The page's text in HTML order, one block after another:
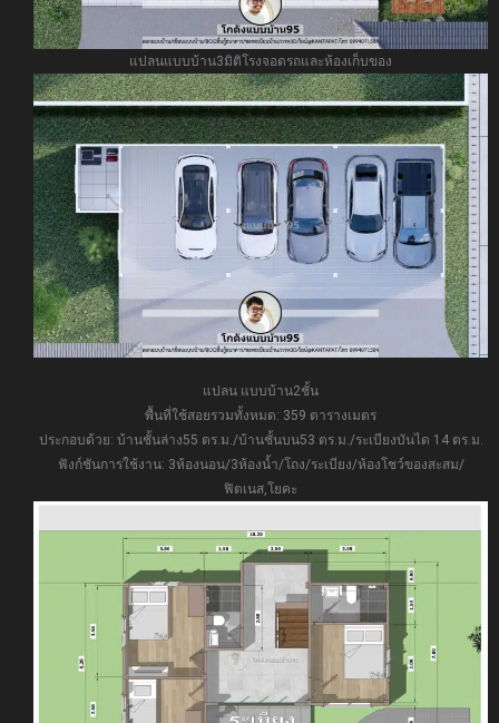
แปลนแบบบ้าน3มิติโรงจอดรถและห้องเก็บของ
แปลน แบบบ้าน2ชั้น
พื้นที่ใช้สอยรวมทั้งหมด: 359 ตารางเมตร
ประกอบด้วย: บ้านชั้นล่าง55 ตร.ม./บ้านชั้นบน53 ตร.ม./ระเบียงบันได 14 ตร.ม.
ฟังก์ชันการใช้งาน: 3ห้องนอน/3ห้องน้ำ/โถง/ระเบียง/ห้องโชว์ของสะสม/
ฟิตเนส,โยคะ